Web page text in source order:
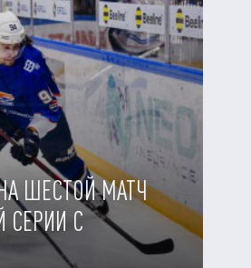
ШЕСТОЙ МАТЧ
СЕРИИ С